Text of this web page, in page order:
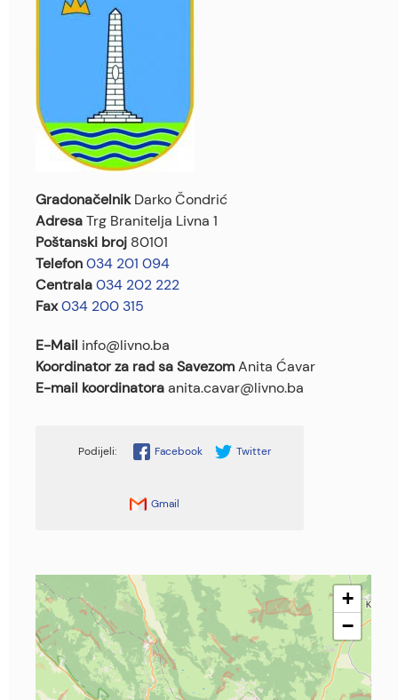
Gradonačelnik Darko Čondrić
AdresaTrg Branitelja Livna 1
Poštanski broj 80101
Telefon034 201 094
Centrala034 202 222
Fax034 200 315
E-Mail info@livno.ba
Koordinator za rad sa SavezomAnita Ćavar
E-mail koordinatoraanita.cavar@livno.ba
Facebook Twitter
Gmail
+
−